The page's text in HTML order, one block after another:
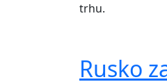
trhu.
Rusko